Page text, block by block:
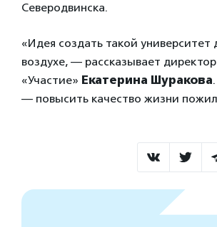
Северодвинска.
«Идея создать такой университет
воздухе, — рассказывает
«Участие» Екатерина Шуракова
— повысить качество жизни